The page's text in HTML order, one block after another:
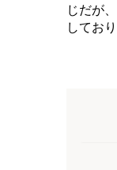
じだが
してお